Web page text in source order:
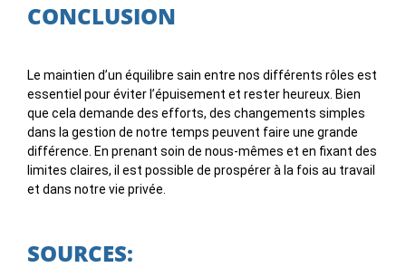
CONCLUSION
Le maintien d’un équilibre sain entre nos différents rôles est
essentiel pour éviter l’épuisement et rester heureux. Bien
que cela demande des efforts, des changements simples
dans la gestion de notre temps peuvent faire une grande
différence. En prenant soin de nous-mêmes et en fixant des
limites claires, il est possible de prospérer à la fois au travail
et dans notre vie privée.
SOURCES: